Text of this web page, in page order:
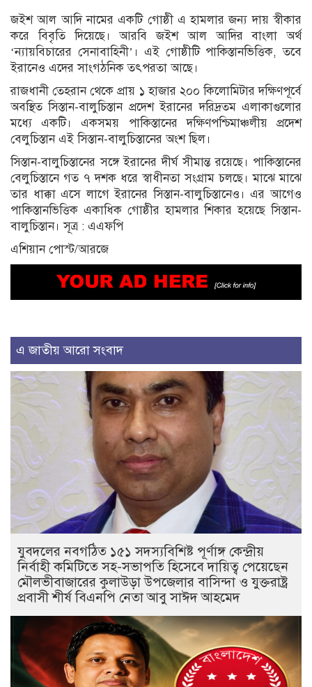
জইশ আল আদি নামের একটি গোষ্ঠী এ হামলার জন্য দায় স্বীকার
করে বিবৃতি দিয়েছে। আরবি জইশ আল আদির বাংলা অর্থ
‘ন্যায়বিচারের সেনাবাহিনী’। এই গোষ্ঠীটি পাকিস্তানভিত্তিক, তবে
ইরানেও এদের সাংগঠনিক তৎপরতা আছে।
রাজধানী তেহরান থেকে প্রায় ১ হাজার ২০০ কিলোমিটার দক্ষিণপূর্বে
অবস্থিত সিস্তান-বালুচিস্তান প্রদেশ ইরানের দরিদ্রতম এলাকাগুলোর
মধ্যে একটি। একসময় পাকিস্তানের দক্ষিণপশ্চিমাঞ্চলীয় প্রদেশ
বেলুচিস্তান এই সিস্তান-বালুচিস্তানের অংশ ছিল।
সিস্তান-বালুচিস্তানের সঙ্গে ইরানের দীর্ঘ সীমান্ত রয়েছে। পাকিস্তানের
বেলুচিস্তানে গত ৭ দশক ধরে স্বাধীনতা সংগ্রাম চলছে। মাঝে মাঝে
তার ধাক্কা এসে লাগে ইরানের সিস্তান-বালুচিস্তানেও। এর আগেও
পাকিস্তানভিত্তিক একাধিক গোষ্ঠীর হামলার শিকার হয়েছে সিস্তান-
বালুচিস্তান। সূত্র : এএফপি
এশিয়ান পোস্ট/আরজে
এ জাতীয় আরো সংবাদ
যুবদলের নবগঠিত ১৫১ সদস্যবিশিষ্ট পূর্ণাঙ্গ কেন্দ্রীয়
নির্বাহী কমিটিতে সহ-সভাপতি হিসেবে দায়িত্ব পেয়েছেন
মৌলভীবাজারের কুলাউড়া উপজেলার বাসিন্দা ও যুক্তরাষ্ট্র
প্রবাসী শীর্ষ বিএনপি নেতা আবু সাঈদ আহমেদ